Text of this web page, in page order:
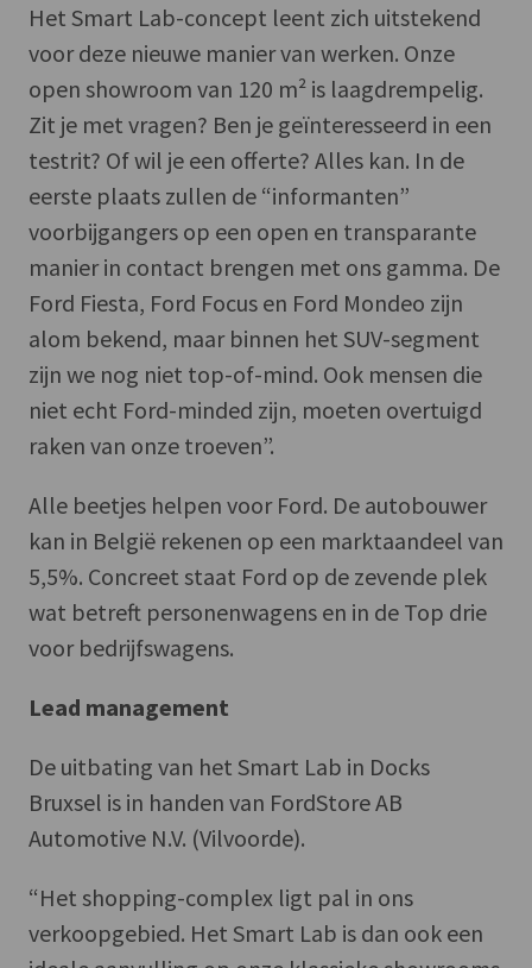
Het Smart Lab-concept leent zich uitstekend
voor deze nieuwe manier van werken. Onze
open showroom van 120 m² is laagdrempelig.
Zit je met vragen? Ben je geïnteresseerd in een
testrit? Of wil je een offerte? Alles kan. In de
eerste plaats zullen de “informanten”
voorbijgangers op een open en transparante
manier in contact brengen met ons gamma. De
Ford Fiesta, Ford Focus en Ford Mondeo zijn
alom bekend, maar binnen het SUV-segment
zijn we nog niet top-of-mind. Ook mensen die
niet echt Ford-minded zijn, moeten overtuigd
raken van onze troeven”.
Alle beetjes helpen voor Ford. De autobouwer
kan in België rekenen op een marktaandeel van
5,5%. Concreet staat Ford op de zevende plek
wat betreft personenwagens en in de Top drie
voor bedrijfswagens.
Lead management
De uitbating van het Smart Lab in Docks
Bruxsel is in handen van FordStore AB
Automotive N.V. (Vilvoorde).
“Het shopping-complex ligt pal in ons
verkoopgebied. Het Smart Lab is dan ook een